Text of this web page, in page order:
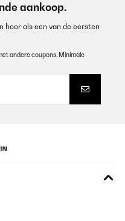
aankoop.
hoor als een van de eersten
andere coupons. Minimale